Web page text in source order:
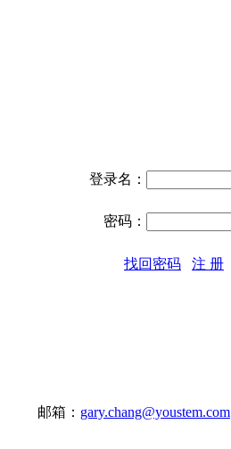
登录名：
密码：
找回密码 注 册
邮箱： gary.chang@youstem.com